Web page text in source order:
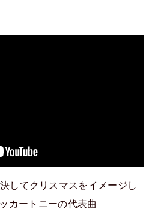
してクリスマスをイメージし
カートニーの代表曲